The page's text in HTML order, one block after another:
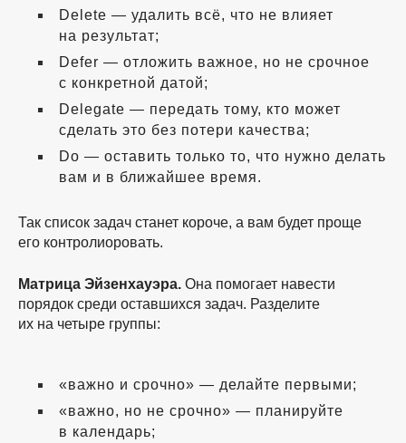
Delete — удалить всё, что не влияет
на результат;
Defer — отложить важное, но не срочное
с конкретной датой;
Delegate — передать тому, кто может
сделать это без потери качества;
Do — оставить только то, что нужно делать
вам и в ближайшее время.
Так список задач станет короче, а вам будет проще
его контролиоровать.
Матрица Эйзенхауэра. Она помогает навести
порядок среди оставшихся задач. Разделите
их на четыре группы:
«важно и срочно» — делайте первыми;
«важно, но не срочно» — планируйте
в календарь;